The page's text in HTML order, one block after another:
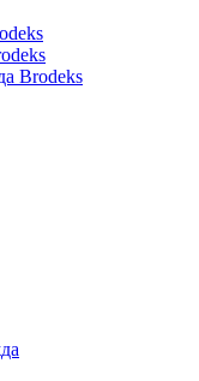
Brodeks